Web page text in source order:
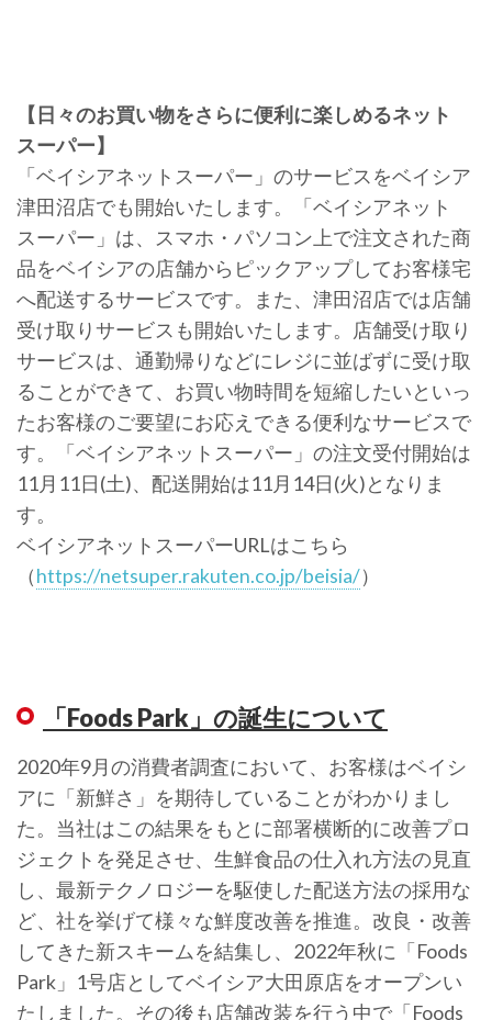
【日々のお買い物をさらに便利に楽しめるネット
スーパー】
「ベイシアネットスーパー」のサービスをベイシア
津田沼店でも開始いたします。「ベイシアネット
スーパー」は、スマホ・パソコン上で注文された商
品をベイシアの店舗からピックアップしてお客様宅
へ配送するサービスです。また、津田沼店では店舗
受け取りサービスも開始いたします。店舗受け取り
サービスは、通勤帰りなどにレジに並ばずに受け取
ることができて、お買い物時間を短縮したいといっ
たお客様のご要望にお応えできる便利なサービスで
す。「ベイシアネットスーパー」の注文受付開始は
11月11日(土)、配送開始は11月14日(火)となりま
す。
ベイシアネットスーパーURLはこちら
（https://netsuper.rakuten.co.jp/beisia/）
「Foods Park」の誕生について
2020年9月の消費者調査において、お客様はベイシ
アに「新鮮さ」を期待していることがわかりまし
た。当社はこの結果をもとに部署横断的に改善プロ
ジェクトを発足させ、生鮮食品の仕入れ方法の見直
し、最新テクノロジーを駆使した配送方法の採用な
ど、社を挙げて様々な鮮度改善を推進。改良・改善
してきた新スキームを結集し、2022年秋に「Foods
Park」1号店としてベイシア大田原店をオープンい
たしました。その後も店舗改装を行う中で「Foods